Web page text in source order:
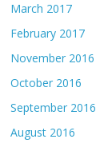
March 2017
February 2017
November 2016
October 2016
September 2016
August 2016